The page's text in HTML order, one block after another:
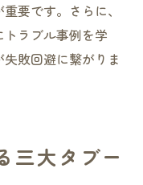
要です。さらに、
ラブル事例を学
敗回避に繋がりま
三大タブー